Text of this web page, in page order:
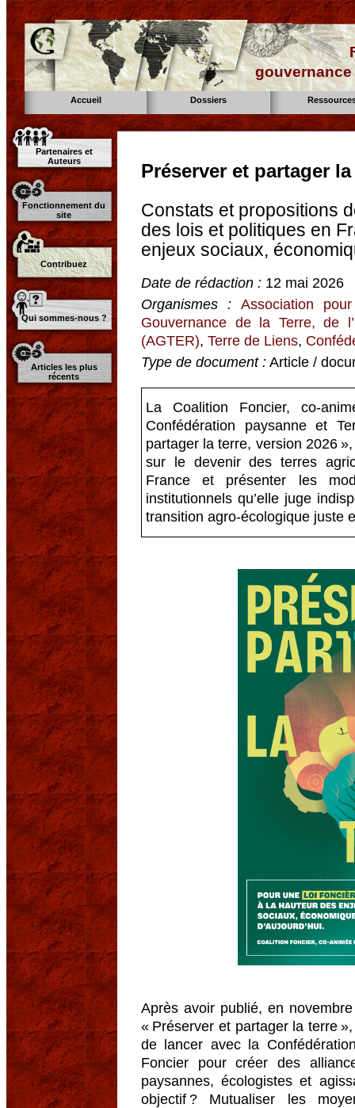
Accueil Dossiers
Partenaires et
Auteurs
Fonctionnement du
site
Contribuez
Qui sommes-nous ?
Articles les plus
récents
Préserver et partager
Constats et propositions
des lois et politiques en
enjeux sociaux,
Date de rédaction : 12 mai 2026
Organismes : Association
Gouvernance de la Terre, de
(AGTER), Terre de Liens,
Type de document : Article /
La Coalition Foncier, co-
Confédération paysanne et
partager la terre, version 2026
sur le devenir des terres
France et présenter les
institutionnels qu’elle juge
transition agro-écologique juste
Après avoir publié, en
« Préserver et partager la terre
de lancer avec la
Foncier pour créer des
paysannes, écologistes et
objectif ? Mutualiser les